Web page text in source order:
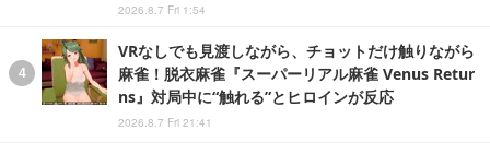
2026.8.7 Fri 1:54
VRなしでも見渡しながら、チョットだけ触りながら
麻雀！脱衣麻雀『スーパーリアル麻雀 Venus Retur
ns』対局中に“触れる”とヒロインが反応
2026.8.7 Fri 21:41